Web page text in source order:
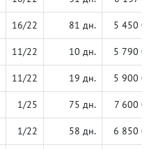
16/22 81 дн. 5 450
11/22 10 дн. 5 790
11/22 19 дн. 5 900
1/25 75 дн. 7 600
1/22 58 дн. 6 850